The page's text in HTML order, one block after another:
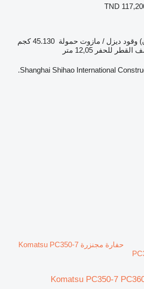
TND
وقود ديزل / مازوت حمولة 45.130 كجم
القطر للحفر 12,05 متر
Shanghai Shihao International
حفارة مجنزرة Komatsu PC350-7
Komatsu PC350-7